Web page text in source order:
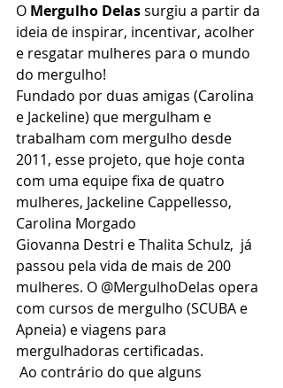
O Mergulho Delas surgiu a partir da
ideia de inspirar, incentivar, acolher
e resgatar mulheres para o mundo
do mergulho!
Fundado por duas amigas (Carolina
e Jackeline) que mergulham e
trabalham com mergulho desde
2011, esse projeto, que hoje conta
com uma equipe fixa de quatro
mulheres, Jackeline Cappellesso,
Carolina Morgado
Giovanna Destri e Thalita Schulz,  já
passou pela vida de mais de 200
mulheres. O @MergulhoDelas opera
com cursos de mergulho (SCUBA e
Apneia) e viagens para
mergulhadoras certificadas.
Ao contrário do que alguns